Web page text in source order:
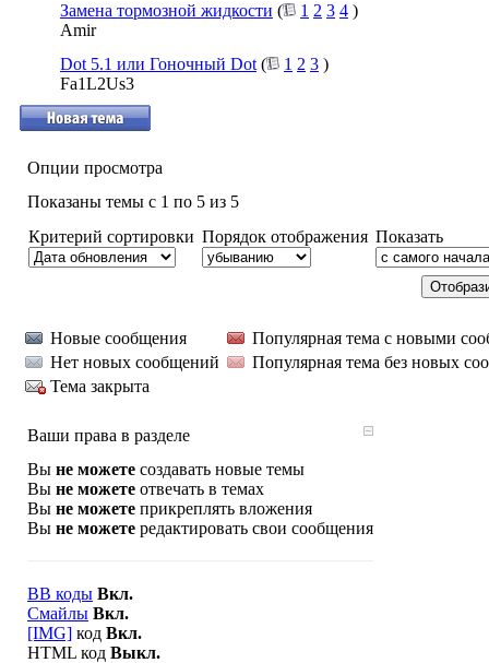
Замена тормозной жидкости ( 1 2 3 4 )
Amir
Dot 5.1 или Гоночный Dot ( 1 2 3 )
Fa1L2Us3
Опции просмотра
Показаны темы с 1 по 5 из 5
Критерий сортировки Порядок отображения Показать
Новые сообщения
Популярная тема с новыми
Нет новых сообщений
Популярная тема без новых
Тема закрыта
Ваши права в разделе
Вы не можете создавать новые темы
Вы не можете отвечать в темах
Вы не можете прикреплять вложения
Вы не можете редактировать свои сообщения
BB коды Вкл.
Смайлы Вкл.
[IMG] код Вкл.
HTML код Выкл.